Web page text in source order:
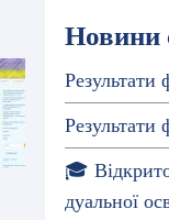
Новини
Результати
Результати
🎓
дуальної